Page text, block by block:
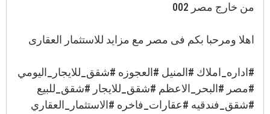
من خارج مصر 002
اهلا ومرحبا بكم فى مصر مع مزايد للاستثمار العقارى
#اداره_املاك #المنيل #العجوزه #شقق_للايجار_اليومي
#مصر #البحر_الاعظم #شقق_للايجار #شقق_للبيع
#شقق_فندقيه #عقارات_فاخره #الاستثمار_العقاري